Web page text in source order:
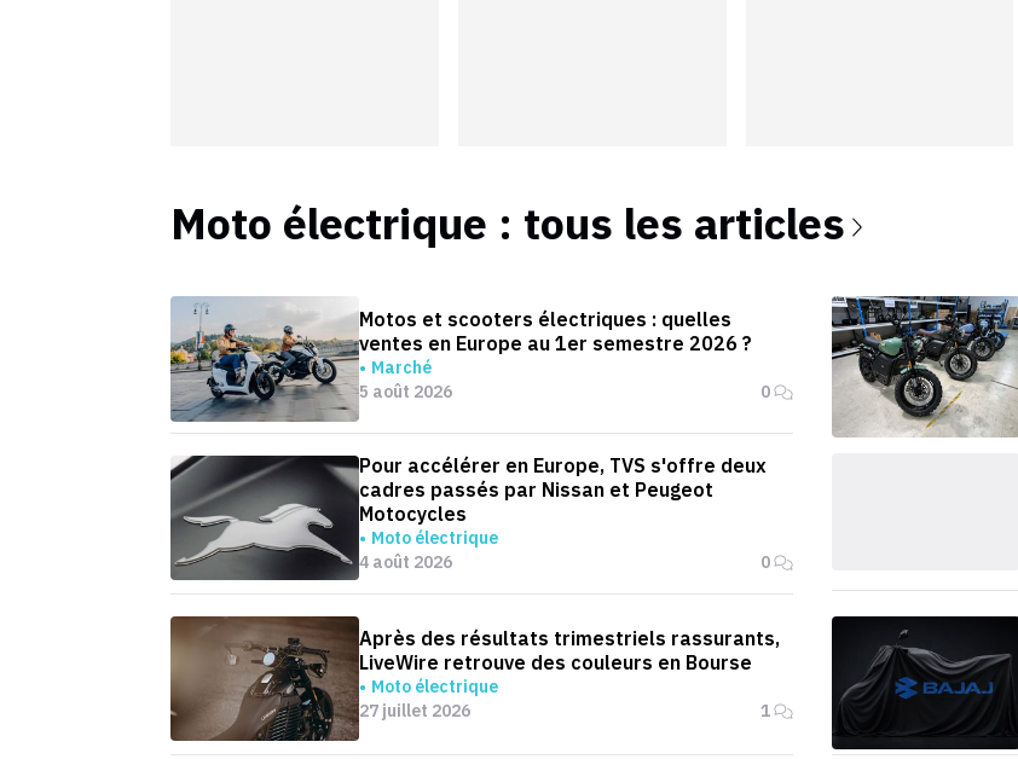
Moto électrique : tous les articles
Motos et scooters électriques : quelles
ventes en Europe au 1er semestre 2026 ?
Marché
5 août 2026
0
Pour accélérer en Europe, TVS s'offre deux
cadres passés par Nissan et Peugeot
Motocycles
Moto électrique
4 août 2026
0
Après des résultats trimestriels rassurants,
LiveWire retrouve des couleurs en Bourse
Moto électrique
27 juillet 2026
1